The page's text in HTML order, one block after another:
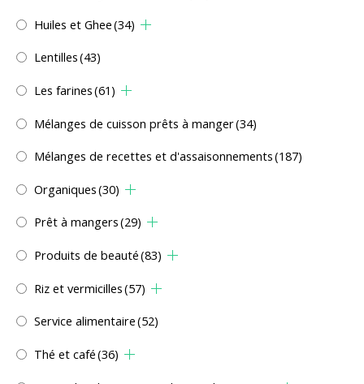
Huiles et Ghee(34)
Lentilles(43)
Les farines(61)
Mélanges de cuisson prêts à manger(34)
Mélanges de recettes et d'assaisonnements(187)
Organiques(30)
Prêt à mangers(29)
Produits de beauté(83)
Riz et vermicilles(57)
Service alimentaire(52)
Thé et café(36)